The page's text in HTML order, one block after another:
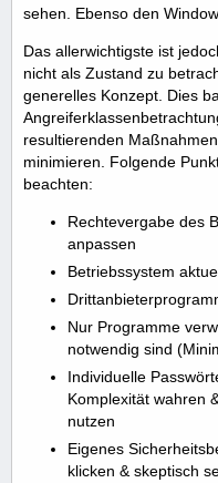
sehen. Ebenso den
Das allerwichtigste ist
nicht als Zustand zu
generelles Konzept. Dies
resultierenden
minimieren. Folgende
beachten:
Rechtevergabe des
anpassen
Betriebssystem
Nur Programme
notwendig sind
Individuelle
Komplexität wahren
nutzen
Eigenes
klicken & skeptisch